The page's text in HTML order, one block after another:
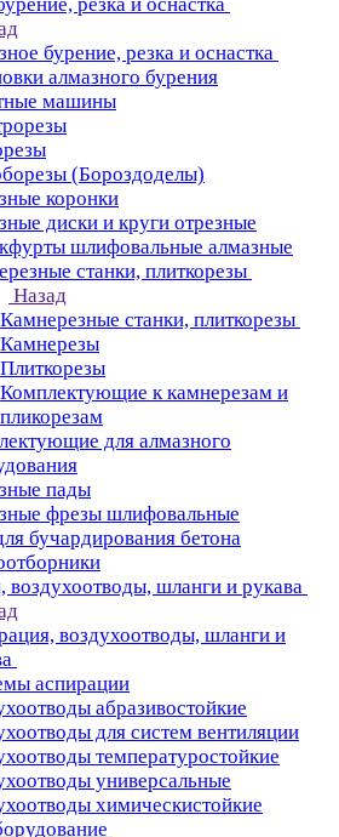
бурение, резка и оснастка
алмазного бурения
машины
(Бороздоделы)
коронки
диски и круги отрезные
шлифовальные алмазные
станки, плиткорезы
Назад
Камнерезные станки, плиткорезы
Камнерезы
Плиткорезы
Комплектующие к камнерезам и
пликорезам
для алмазного
пады
фрезы шлифовальные
бучардирования бетона
воздухоотводы, шланги и рукава
воздухоотводы, шланги и
аспирации
абразивостойкие
для систем вентиляции
температуростойкие
универсальные
химическистойкие